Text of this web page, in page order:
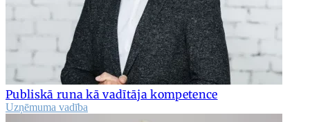
Publiskā runa kā vadītāja kompetence
Uzņēmuma vadība